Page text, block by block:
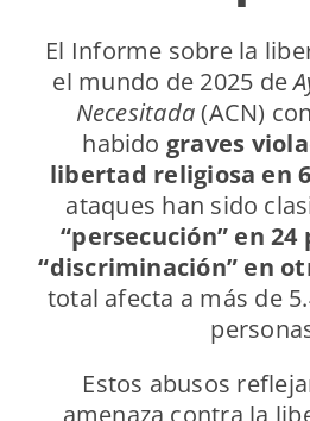
El Informe sobre la
el mundo de 2025 de
Necesitada(ACN)
habido graves
libertad religiosa en
ataques han sido
“persecución” en 24
“discriminación” en
total afecta a más de
Estos abusos